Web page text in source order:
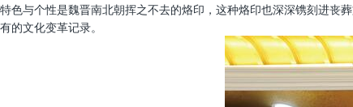
特色与个性是魏晋南北朝挥之不去的烙印，这种烙印也深深镌刻进丧
有的文化变革记录。